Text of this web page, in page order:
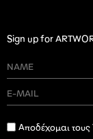
Sign up for
Αποδέχομαι τους